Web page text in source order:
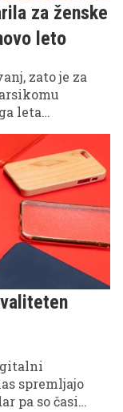
za ženske
leto
zato je za
leta
V
novoletno
vas pripravili
ne
spremljajo
pa so časi